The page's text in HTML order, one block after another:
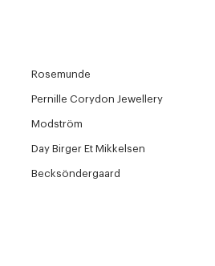
Rosemunde
Pernille Corydon Jewellery
Modström
Day Birger Et Mikkelsen
Becksöndergaard